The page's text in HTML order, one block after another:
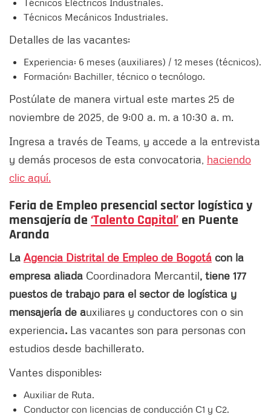
Técnicos Eléctricos Industriales.
Técnicos Mecánicos Industriales.
Detalles de las vacantes:
Experiencia: 6 meses (auxiliares) / 12 meses (técnicos).
Formación: Bachiller, técnico o tecnólogo.
Postúlate de manera virtual este martes 25 de
noviembre de 2025, de 9:00 a. m. a 10:30 a. m.
Ingresa a través de Teams, y accede a la entrevista
y demás procesos de esta convocatoria, haciendo
clic aquí.
Feria de Empleo presencial sector logística y
mensajería de ‘Talento Capital’ en Puente
Aranda
La Agencia Distrital de Empleo de Bogotá con la
empresa aliada Coordinadora Mercantil, tiene 177
puestos de trabajo para el sector de logística y
mensajería de auxiliares y conductores con o sin
experiencia. Las vacantes son para personas con
estudios desde bachillerato.
Vantes disponibles:
Auxiliar de Ruta.
Conductor con licencias de conducción C1 y C2.